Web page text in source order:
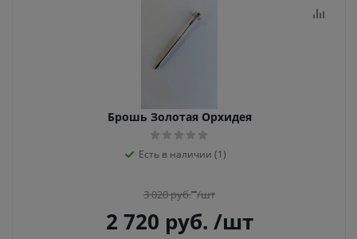
Брошь Золотая Орхидея
Есть в наличии (1)
3 020руб. /шт
2 720 руб. /шт